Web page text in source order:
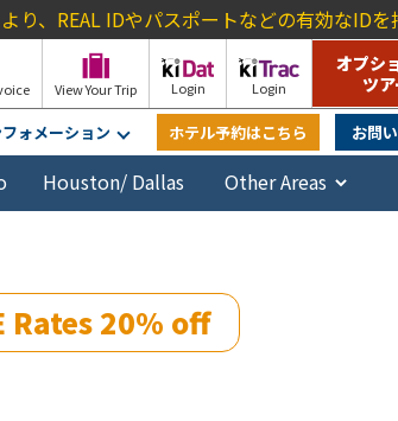
スポートなどの有効なIDを持たない旅行者
View Your Trip Login Login
オプシ
ツア
ォメーション ホテル予約はこちら お問
Houston/ Dallas
Rates 20% off